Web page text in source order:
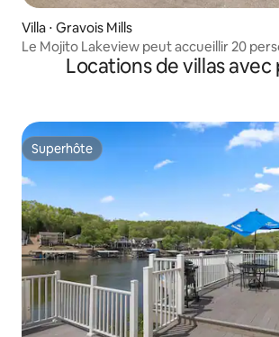
Villa ⋅ Gravois Mills
Le Mojito Lakeview peut accueillir 20
des OzarksLocations de villas avec
Superhôte
Superhôte